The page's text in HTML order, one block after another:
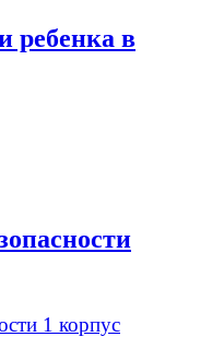
ребенка в
1 корпус